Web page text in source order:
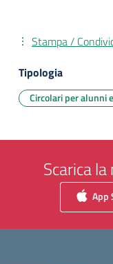
Stampa /
Tipologia
Circolari per alunni
Scarica
App